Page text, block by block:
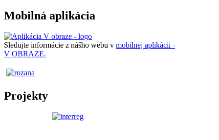
Mobilná aplikácia
Sledujte informácie z nášho webu v mobilnej aplikácii -
V OBRAZE.
Projekty